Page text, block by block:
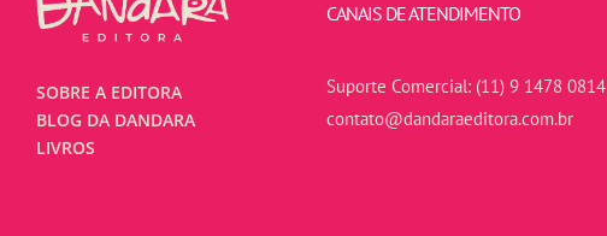
SOBRE A EDITORA
BLOG DA DANDARA
LIVROS
CANAIS DE ATENDIMENTO
Suporte Comercial: (11) 9 1478 0814
contato@dandaraeditora.com.br